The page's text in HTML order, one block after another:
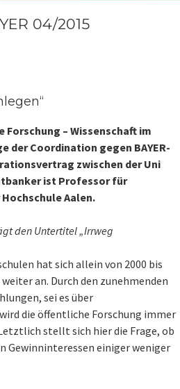
04/2015
– Wissenschaft im
der Coordination gegen BAYER-
zwischen der Uni
ist Professor für
Aalen.
den Untertitel „Irrweg
hat sich allein von 2000 bis
an. Durch den zunehmenden
sei es über
die öffentliche Forschung immer
stellt sich hier die Frage, ob
Gewinninteressen einiger weniger